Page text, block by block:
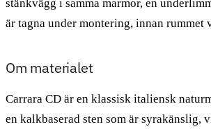
stänkvägg i samma marmor, en
är tagna under montering, innan rummet
Om materialet
Carrara CD är en klassisk italiensk
en kalkbaserad sten som är